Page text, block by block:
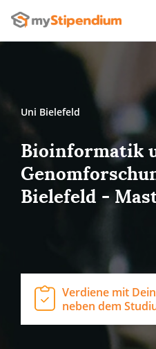
Uni Bielefeld
Bioinformatik
Bielefeld -
Verdiene mit
neben dem